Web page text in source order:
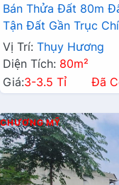
Bán Thửa Đất 80m
Tận Đất Gần Trục
Vị Trí: Thụy Hương
Diện Tích: 80m²
Giá:3-3.5 Tỉ Đã
CHƯƠNG MỸ